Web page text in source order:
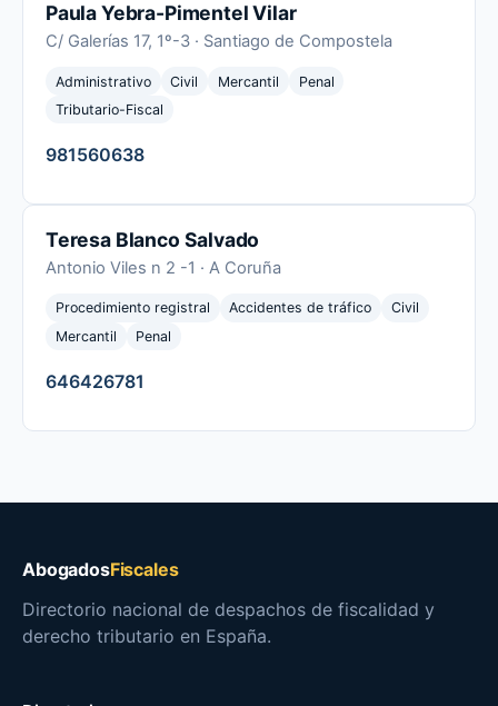
Paula Yebra-Pimentel Vilar
C/ Galerías 17, 1º-3 · Santiago de Compostela
Administrativo Civil Mercantil
Penal
Tributario-Fiscal
981560638
Teresa Blanco Salvado
Antonio Viles n 2 -1 · A Coruña
Procedimiento registral Accidentes de tráfico
Civil
Mercantil
Penal
646426781
AbogadosFiscales
Directorio nacional de despachos de fiscalidad y
derecho tributario en España.